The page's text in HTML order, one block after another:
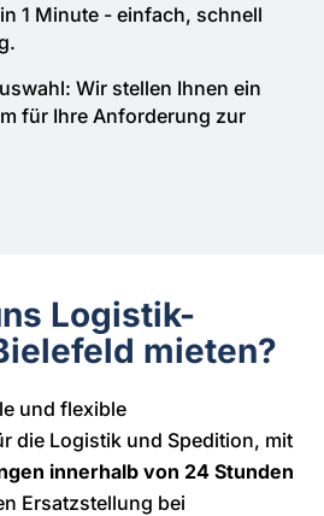
1 Minute - einfach, schnell
Wir stellen Ihnen ein
für Ihre Anforderung zur
Logistik-
mieten?
und flexible
die Logistik und Spedition, mit
innerhalb von 24 Stunden
Ersatzstellung bei